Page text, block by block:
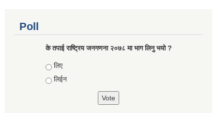
Poll
के तपाई राष्ट्रिय जनगणना २०७८ मा भाग लिनु भयो ?
Choices
लिए
लिईन